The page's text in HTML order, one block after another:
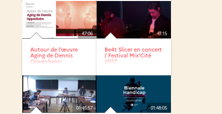
47:06
Autour de l’œuvre
Aging de Dennis
Oppenheim
41:15
Be4t Slicer en concert
/ Festival Mix’Cité
2017
01:45:57 01:48:05